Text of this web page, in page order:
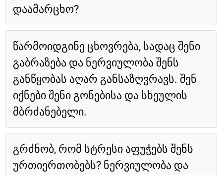
დაამარცხო?
წარმოიდგინე ცხოვრება, სადაც შენი
გაბრაზება და ნერვიულობა შენს
განწყობას აღარ განსაზღვრავს. შენ
იქნები შენი გონებისა და სხეულის
მბრძანებელი.
გრძნობ, რომ სტრესი აფუჭებს შენს
ურთიერთობებს? ნერვიულობა და